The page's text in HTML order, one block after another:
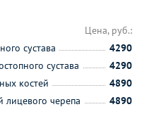
Цена, руб.:
сустава
4290
сустава
4290
костей
4890
лицевого черепа
4890